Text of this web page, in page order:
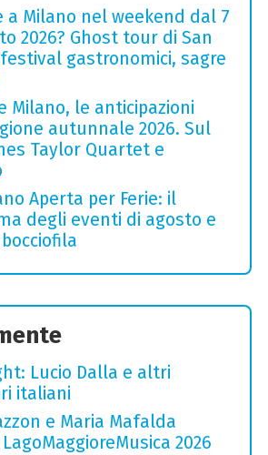
a Milano nel weekend dal 7
2026? Ghost tour di San
gastronomici, sagre
Milano, le anticipazioni
autunnale 2026. Sul
Taylor Quartet e
Aperta per Ferie: il
degli eventi di agosto e
Lucio Dalla e altri
italiani
e Maria Mafalda
2026